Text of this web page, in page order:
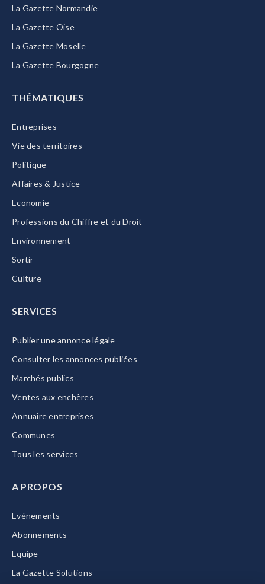
La Gazette Normandie
La Gazette Oise
La Gazette Moselle
La Gazette Bourgogne
THÉMATIQUES
Entreprises
Vie des territoires
Politique
Affaires & Justice
Economie
Professions du Chiffre et du Droit
Environnement
Sortir
Culture
SERVICES
Publier une annonce légale
Consulter les annonces publiées
Marchés publics
Ventes aux enchères
Annuaire entreprises
Communes
Tous les services
A PROPOS
Evénements
Abonnements
Equipe
La Gazette Solutions